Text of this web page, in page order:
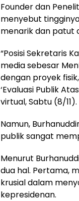
Founder dan
menyebut
menarik dan patut
“Posisi Sekretaris
media sebesar
dengan proyek
‘Evaluasi Publik
virtual, Sabtu (8/11).
Namun,
publik sangat
Menurut
dua hal. Pertama,
krusial dalam
kepresidenan.